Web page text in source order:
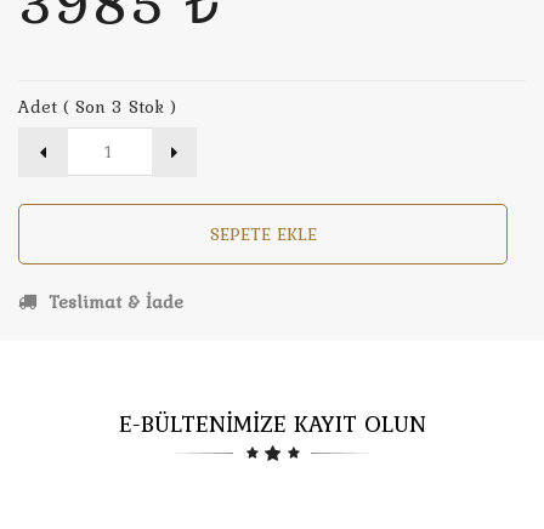
Adet ( Son 3 Stok )
SEPETE EKLE
Teslimat & İade
E-BÜLTENİMİZE KAYIT OLUN